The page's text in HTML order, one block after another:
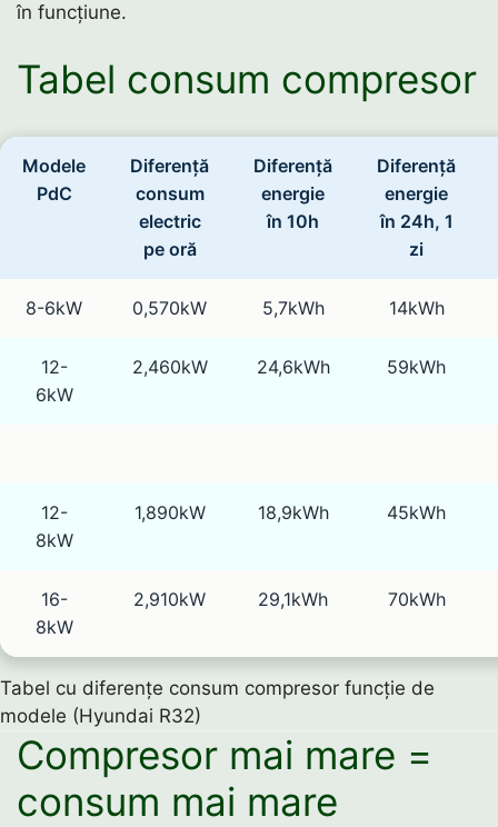
în funcțiune.
Tabel consum compresor
Modele
PdC
Diferență
consum
electric
pe oră
Diferență
energie
în 10h
Diferență
energie
în 24h, 1
zi
8-6kW 0,570kW 5,7kWh 14kWh
12-
6kW
2,460kW 24,6kWh 59kWh
12-
8kW
1,890kW 18,9kWh 45kWh
16-
8kW
2,910kW 29,1kWh 70kWh
Tabel cu diferențe consum compresor funcție de
modele (Hyundai R32)
Compresor mai mare =
consum mai mare